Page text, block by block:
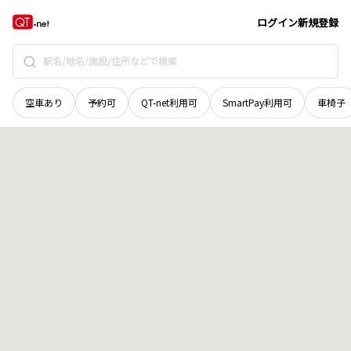
ログイン新規登録
空車あり 予約可 QT-net利用可 SmartPay利用可 車椅子
和歌山県